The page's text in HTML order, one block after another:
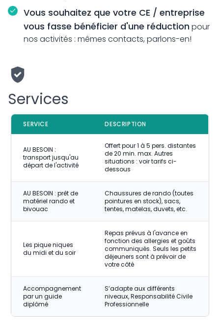
Vous souhaitez que votre CE / entreprise
vous fasse bénéficier d'une réduction pour
nos activités : mêmes contacts, parlons-en!
Services
SERVICE DESCRIPTION
AU BESOIN :
transport jusqu'au
départ de l'activité
Offert pour 1 à 5 pers. distantes
de 20 min. max. Autres
situations : voir tarifs ci-
dessous
AU BESOIN : prêt de
matériel rando et
bivouac
Chaussures de rando (toutes
pointures en stock), sacs,
tentes, matelas, duvets, etc.
Les pique niques
du midi et du soir
Repas prévus à l'avance en
fonction des allergies et goûts
communiqués. Seuls les petits
déjeuners sont à prévoir de
votre côté
Accompagnement
par un guide
diplômé
S’adapte aux différents
niveaux, Responsabilité Civile
Professionnelle